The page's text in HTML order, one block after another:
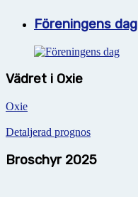
Föreningens dag
Vädret i Oxie
Oxie
Detaljerad prognos
Broschyr 2025